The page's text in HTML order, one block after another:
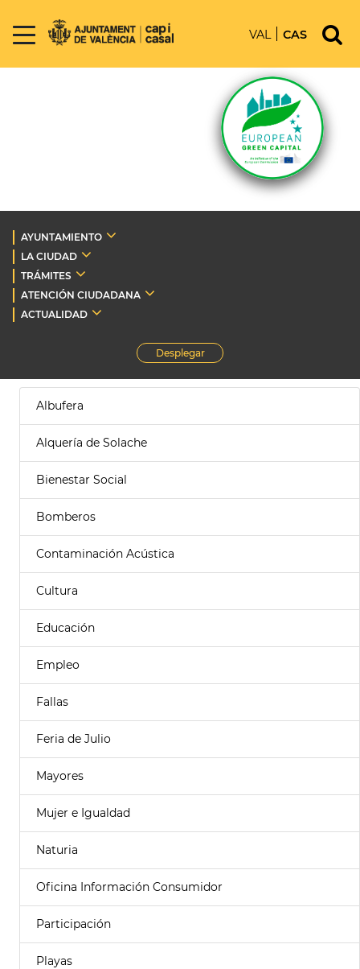
VAL CAS
AYUNTAMIENTO
LA CIUDAD
TRÁMITES
ATENCIÓN CIUDADANA
ACTUALIDAD
Desplegar
Albufera
Alquería de Solache
Bienestar Social
Bomberos
Contaminación Acústica
Cultura
Educación
Empleo
Fallas
Feria de Julio
Mayores
Mujer e Igualdad
Naturia
Oficina Información Consumidor
Participación
Playas